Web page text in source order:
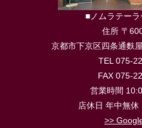
■ノムラテー
住所 〒
京都市下京区四条通麩
TEL 075-
FAX 075-
営業時間
店休日 年中無休
>>